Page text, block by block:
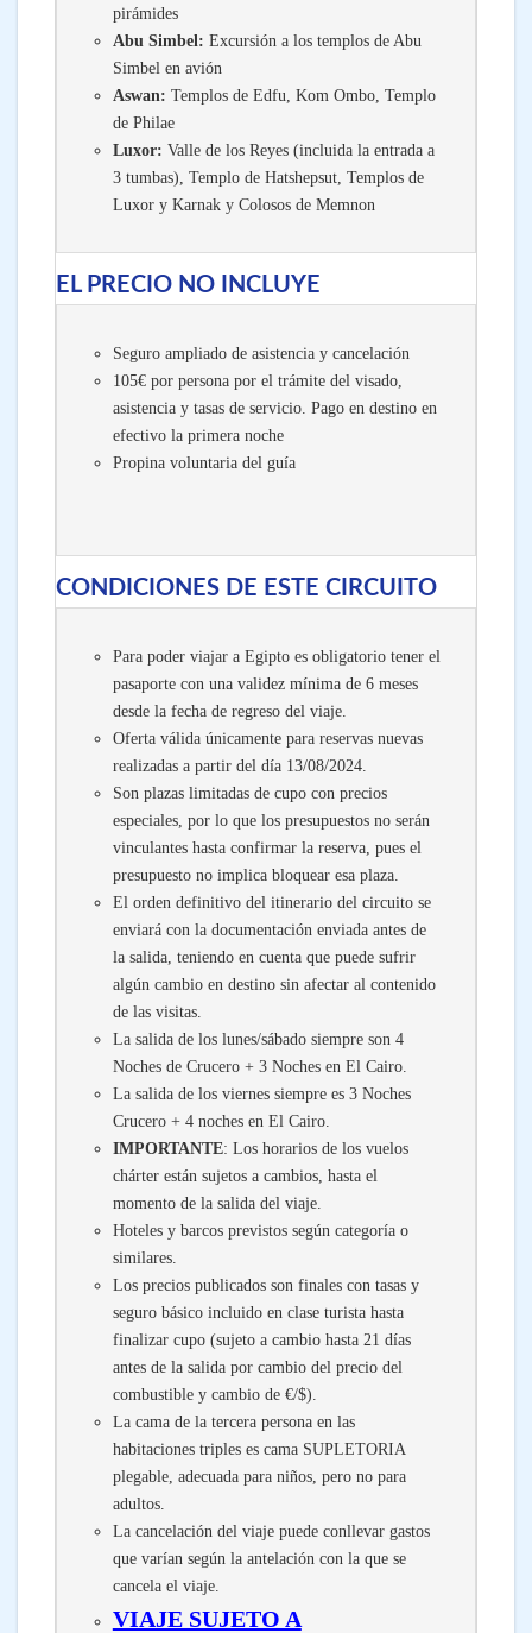
pirámides
Abu Simbel: Excursión a los templos de Abu
Simbel en avión
Aswan: Templos de Edfu, Kom Ombo, Templo
de Philae
Luxor: Valle de los Reyes (incluida la entrada a
3 tumbas), Templo de Hatshepsut, Templos de
Luxor y Karnak y Colosos de Memnon
EL PRECIO NO INCLUYE
Seguro ampliado de asistencia y cancelación
105€ por persona por el trámite del visado,
asistencia y tasas de servicio. Pago en destino en
efectivo la primera noche
Propina voluntaria del guía
CONDICIONES DE ESTE CIRCUITO
Para poder viajar a Egipto es obligatorio tener el
pasaporte con una validez mínima de 6 meses
desde la fecha de regreso del viaje.
Oferta válida únicamente para reservas nuevas
realizadas a partir del día 13/08/2024.
Son plazas limitadas de cupo con precios
especiales, por lo que los presupuestos no serán
vinculantes hasta confirmar la reserva, pues el
presupuesto no implica bloquear esa plaza.
El orden definitivo del itinerario del circuito se
enviará con la documentación enviada antes de
la salida, teniendo en cuenta que puede sufrir
algún cambio en destino sin afectar al contenido
de las visitas.
La salida de los lunes/sábado siempre son 4
Noches de Crucero + 3 Noches en El Cairo.
La salida de los viernes siempre es 3 Noches
Crucero + 4 noches en El Cairo.
IMPORTANTE: Los horarios de los vuelos
chárter están sujetos a cambios, hasta el
momento de la salida del viaje.
Hoteles y barcos previstos según categoría o
similares.
Los precios publicados son finales con tasas y
seguro básico incluido en clase turista hasta
finalizar cupo (sujeto a cambio hasta 21 días
antes de la salida por cambio del precio del
combustible y cambio de €/$).
La cama de la tercera persona en las
habitaciones triples es cama SUPLETORIA
plegable, adecuada para niños, pero no para
adultos.
La cancelación del viaje puede conllevar gastos
que varían según la antelación con la que se
cancela el viaje.
VIAJE SUJETO A